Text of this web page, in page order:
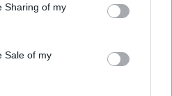
Sharing of my
Sale of my